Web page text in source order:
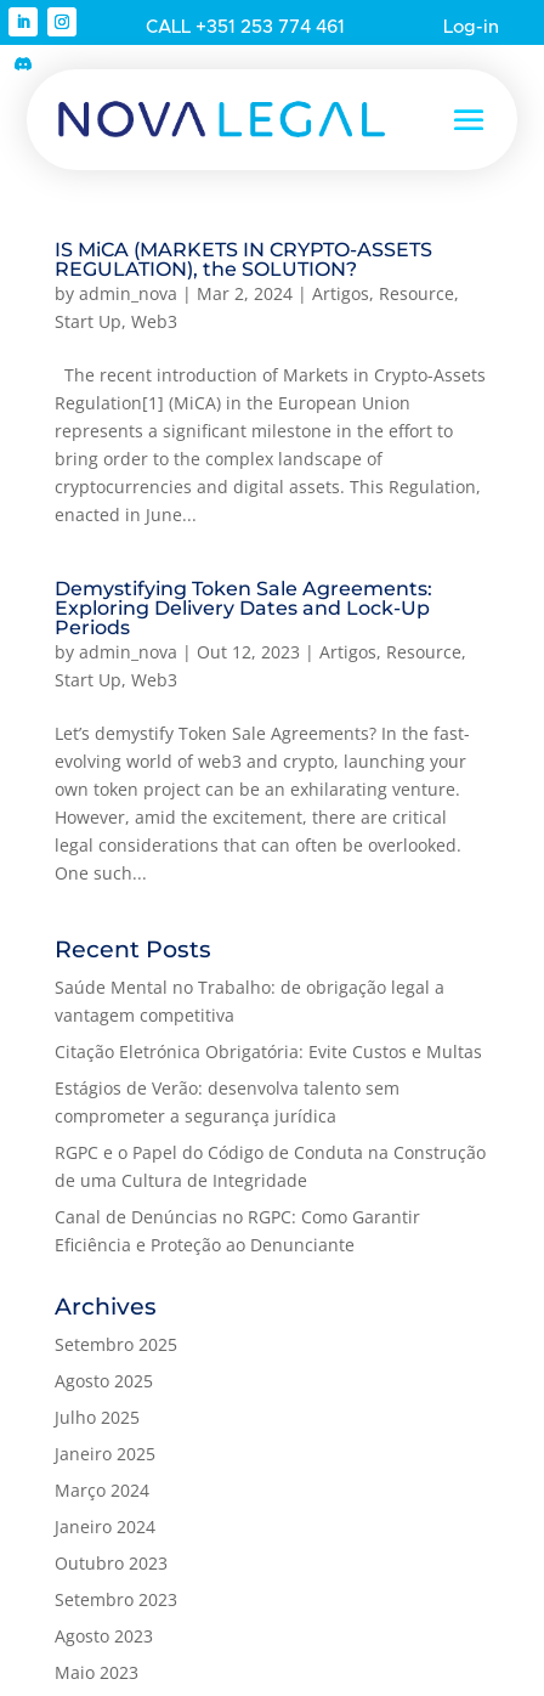
CALL +351 253 774 461 Log-in
IS MiCA (MARKETS IN CRYPTO-ASSETS
REGULATION), the SOLUTION?
by admin_nova | Mar 2, 2024| Artigos, Resource,
Start Up, Web3
The recent introduction of Markets in Crypto-Assets
Regulation[1] (MiCA) in the European Union
represents a significant milestone in the effort to
bring order to the complex landscape of
cryptocurrencies and digital assets. This Regulation,
enacted in June...
Demystifying Token Sale Agreements:
Exploring Delivery Dates and Lock-Up
Periods
by admin_nova | Out 12, 2023 | Artigos, Resource,
Start Up, Web3
Let’s demystify Token Sale Agreements? In the fast-
evolving world of web3 and crypto, launching your
own token project can be an exhilarating venture.
However, amid the excitement, there are critical
legal considerations that can often be overlooked.
One such...
Recent Posts
Saúde Mental no Trabalho: de obrigação legal a
vantagem competitiva
Citação Eletrónica Obrigatória: Evite Custos e Multas
Estágios de Verão: desenvolva talento sem
comprometer a segurança jurídica
RGPC e o Papel do Código de Conduta na Construção
de uma Cultura de Integridade
Canal de Denúncias no RGPC: Como Garantir
Eficiência e Proteção ao Denunciante
Archives
Setembro 2025
Agosto 2025
Julho 2025
Janeiro 2025
Março 2024
Janeiro 2024
Outubro 2023
Setembro 2023
Agosto 2023
Maio 2023